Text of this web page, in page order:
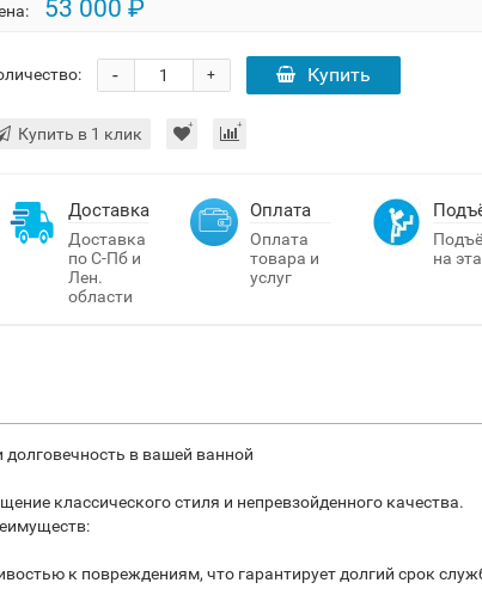
53 000 ₽
+
- Купить
Купить в 1 клик
Доставка
Доставка
по С-Пб и
Лен.
области
Оплата
Оплата
товара и
услуг
на
в вашей ванной
классического стиля и непревзойденного качества.
к повреждениям, что гарантирует долгий срок